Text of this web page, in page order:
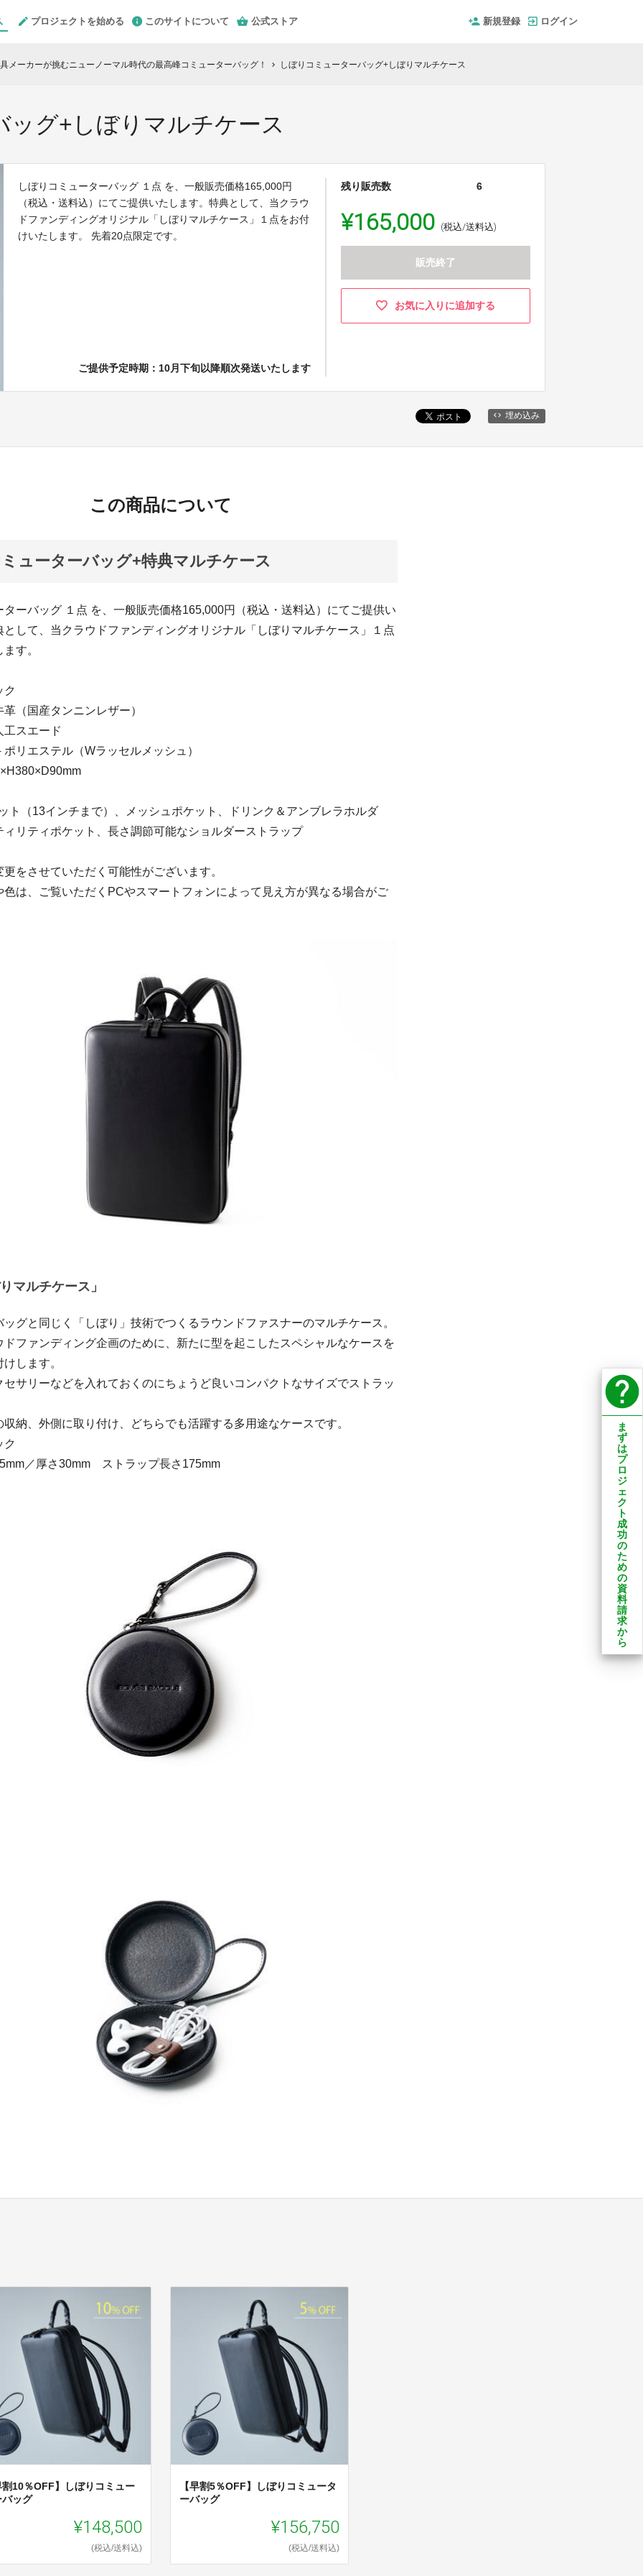
プロジェクトを始める このサイトについて 公式ストア 新規登録 ログイン
メーカーが挑むニューノーマル時代の最高峰コミューターバッグ！ chevron_right しぼりコミューターバッグ+しぼりマルチケース
ッグ+しぼりマルチケース
しぼりコミューターバッグ １点 を、一般販売価格165,000円
（税込・送料込）にてご提供いたします。特典として、当クラウ
ドファンディングオリジナル「しぼりマルチケース」１点をお付
けいたします。 先着20点限定です。
ご提供予定時期：10月下旬以降順次発送いたします
残り販売数 6
¥165,000 (税込/送料込)
販売終了
お気に入りに追加する
埋め込み
この商品について
ューターバッグ+特典マルチケース
ターバッグ １点 を、一般販売価格165,000円（税込・送料込）にてご提供い
として、当クラウドファンディングオリジナル「しぼりマルチケース」１点
す。
ク
（国産タンニンレザー）
エード
エステル（Wラッセルメッシュ）
ト（13インチまで）、メッシュポケット、ドリンク＆アンブレラホルダ
ィリティポケット、長さ調節可能なショルダーストラップ
をさせていただく可能性がございます。
は、ご覧いただくPCやスマートフォンによって見え方が異なる場合がご
マルチケース」
ッグと同じく「しぼり」技術でつくるラウンドファスナーのマルチケース。
ドファンディング企画のために、新たに型を起こしたスペシャルなケースを
します。
セサリーなどを入れておくのにちょうど良いコンパクトなサイズでストラッ
納、外側に取り付け、どちらでも活躍する多用途なケースです。
ク
／厚さ30mm ストラップ長さ175mm
割10％OFF】しぼりコミュー
バッグ
¥148,500
(税込/送料込)
【早割5％OFF】しぼりコミュータ
ーバッグ
¥156,750
(税込/送料込)
help
ま
ず
は
プ
ロ
ジ
ェ
ク
ト
成
功
の
た
め
の
資
料
請
求
か
ら